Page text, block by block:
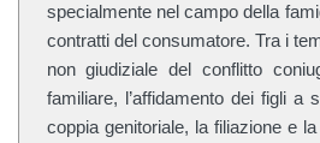
specialmente nel campo della
contratti del consumatore. Tra i
non giudiziale del conflitto
familiare, l’affidamento dei figli a
coppia genitoriale, la filiazione e